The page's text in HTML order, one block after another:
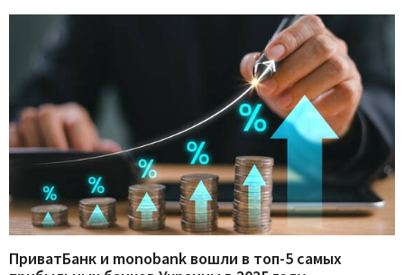
ПриватБанк и monobank вошли в топ-5 самых